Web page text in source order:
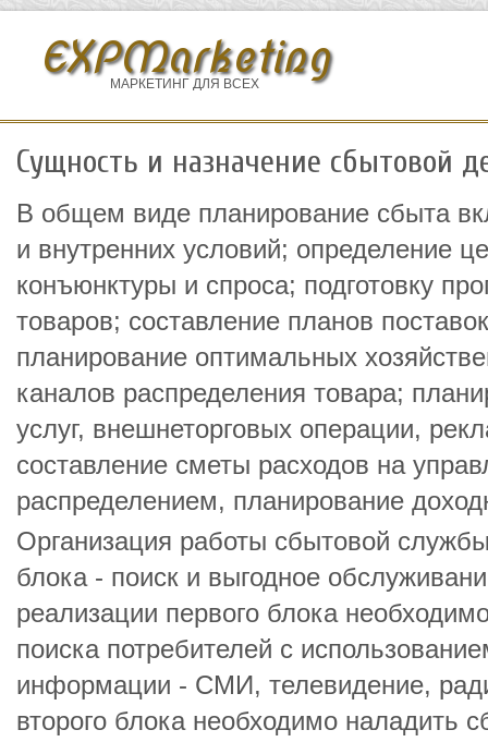
EXPMarketing
МАРКЕТИНГ ДЛЯ ВСЕХ
Сущность и назначение сбытовой
В общем виде планирование сбыта
и внутренних условий; определение
конъюнктуры и спроса; подготовку
товаров; составление планов
планирование оптимальных
каналов распределения товара;
услуг, внешнеторговых операции,
составление сметы расходов на
распределением, планирование
Организация работы сбытовой
блока - поиск и выгодное
реализации первого блока
поиска потребителей с
информации - СМИ, телевидение,
второго блока необходимо наладить